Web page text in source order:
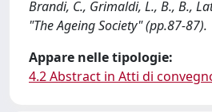
Brandi, C., Grimaldi, L., B., B.,
"The Ageing Society" (pp.87-87).
Appare nelle tipologie:
4.2 Abstract in Atti di